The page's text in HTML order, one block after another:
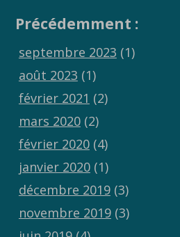
Précédemment :
septembre 2023 (1)
août 2023 (1)
février 2021 (2)
mars 2020(2)
février 2020(4)
janvier 2020(1)
décembre 2019(3)
novembre 2019(3)